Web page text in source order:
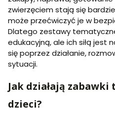
zwierzęciem stają się
może przećwiczyć je w
Dlatego zestawy
edukacyjną, ale ich siłą jest
się poprzez działanie,
sytuacji.
Jak działają
dzieci?